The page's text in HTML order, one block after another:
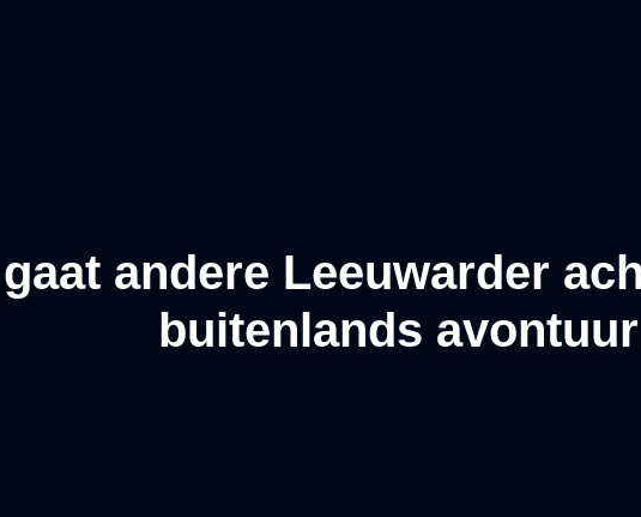
andere Leeuwarder
buitenlands avontuur